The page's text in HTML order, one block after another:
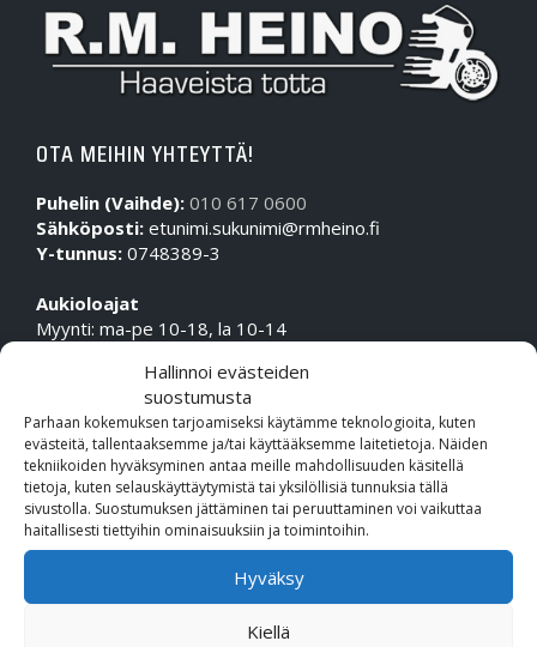
Hallinnoi evästeiden
suostumusta
Parhaan kokemuksen tarjoamiseksi käytämme teknologioita, kuten
evästeitä, tallentaaksemme ja/tai käyttääksemme laitetietoja. Näiden
tekniikoiden hyväksyminen antaa meille mahdollisuuden käsitellä
tietoja, kuten selauskäyttäytymistä tai yksilöllisiä tunnuksia tällä
sivustolla. Suostumuksen jättäminen tai peruuttaminen voi vaikuttaa
haitallisesti tiettyihin ominaisuuksiin ja toimintoihin.
Hyväksy
Kiellä
OTA MEIHIN YHTEYTTÄ!
Puhelin (Vaihde): 010 617 0600
Sähköposti: etunimi.sukunimi@rmheino.fi
Y-tunnus: 0748389-3
Aukioloajat
Myynti: ma-pe 10-18, la 10-14
Huolto Espoo: ma-pe 10-18
ESPOON TOIMIPISTE
Osoite:
Hiirisuontie 2, 02970 Espoo
ajoneuvomyynti.espoo@rmheino.fi